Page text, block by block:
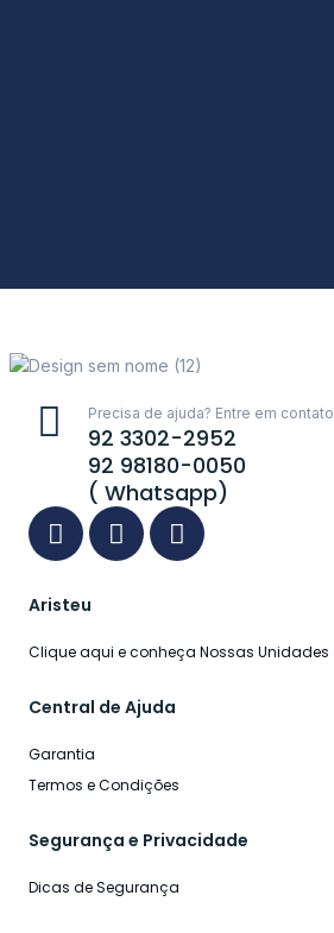
Precisa de ajuda? Entre em contato
92 3302-2952
92 98180-0050
( Whatsapp)
Aristeu
Clique aqui e conheça Nossas Unidades
Central de Ajuda
Garantia
Termos e Condições
Segurança e Privacidade
Dicas de Segurança